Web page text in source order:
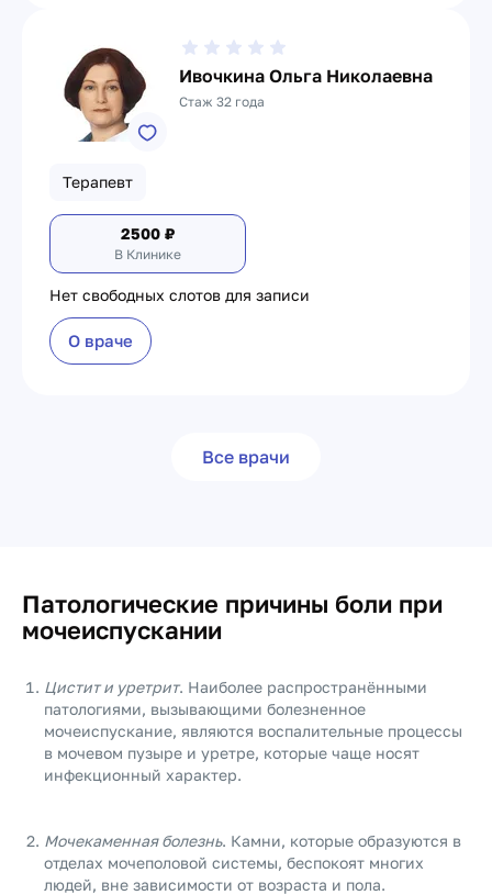
Ивочкина Ольга Николаевна
Стаж 32 года
Терапевт
2500 ₽
В Клинике
Нет свободных слотов для записи
О враче
Все врачи
Патологические причины боли при
мочеиспускании
Цистит и уретрит. Наиболее распространёнными
патологиями, вызывающими болезненное
мочеиспускание, являются воспалительные процессы
в мочевом пузыре и уретре, которые чаще носят
инфекционный характер.
Мочекаменная болезнь. Камни, которые образуются в
отделах мочеполовой системы, беспокоят многих
людей, вне зависимости от возраста и пола.